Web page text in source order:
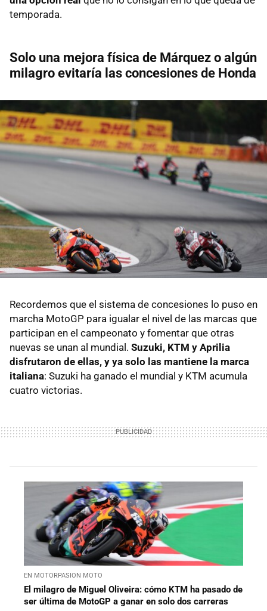
temporada.
Solo una mejora física de Márquez o algún
milagro evitaría las concesiones de Honda
Recordemos que el sistema de concesiones lo puso en
marcha MotoGP para igualar el nivel de las marcas que
participan en el campeonato y fomentar que otras
nuevas se unan al mundial. Suzuki, KTM y Aprilia
disfrutaron de ellas, y ya solo las mantiene la marca
italiana: Suzuki ha ganado el mundial y KTM acumula
cuatro victorias.
EN MOTORPASION MOTO
El milagro de Miguel Oliveira: cómo KTM ha pasado de
ser última de MotoGP a ganar en solo dos carreras